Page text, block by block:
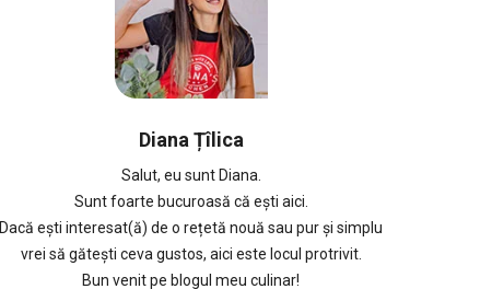
Diana Țîlica
Salut, eu sunt Diana.
Sunt foarte bucuroasă că ești aici.
Dacă ești interesat(ă) de o rețetă nouă sau pur și simplu
vrei să gătești ceva gustos, aici este locul protrivit.
Bun venit pe blogul meu culinar!